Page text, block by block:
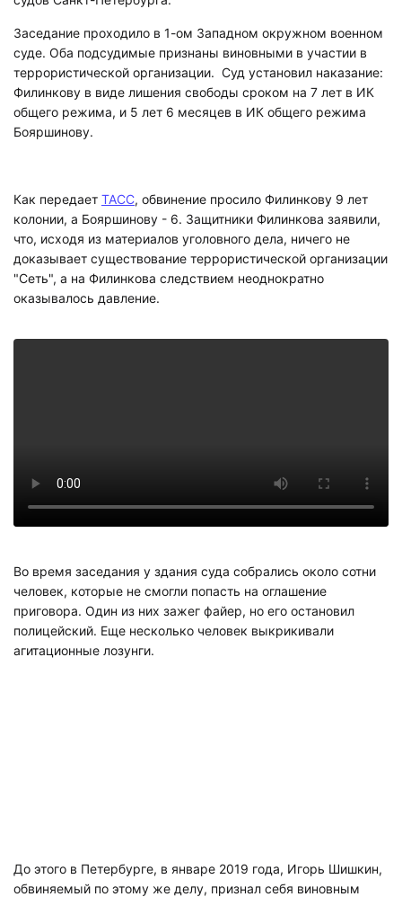
Заседание проходило в 1-ом Западном окружном военном
суде. Оба подсудимые признаны виновными в участии в
террористической организации. Суд установил наказание:
Филинкову в виде лишения свободы сроком на 7 лет в ИК
общего режима, и 5 лет 6 месяцев в ИК общего режима
Бояршинову.
Как передает ТАСС, обвинение просило Филинкову 9 лет
колонии, а Бояршинову - 6. Защитники Филинкова заявили,
что, исходя из материалов уголовного дела, ничего не
доказывает существование террористической организации
"Сеть", а на Филинкова следствием неоднократно
оказывалось давление.
Во время заседания у здания суда собрались около сотни
человек, которые не смогли попасть на оглашение
приговора. Один из них зажег файер, но его остановил
полицейский. Еще несколько человек выкрикивали
агитационные лозунги.
До этого в Петербурге, в январе 2019 года, Игорь Шишкин,
обвиняемый по этому же делу, признал себя виновным